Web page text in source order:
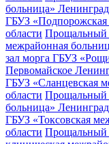
больница»
ГБУЗ «Подпорожская
области Прощальный
межрайонная
зал морга ГБУЗ
Первомайское
ГБУЗ «Сланцевская
области Прощальный
больница»
ГБУЗ «Токсовская
области Прощальный